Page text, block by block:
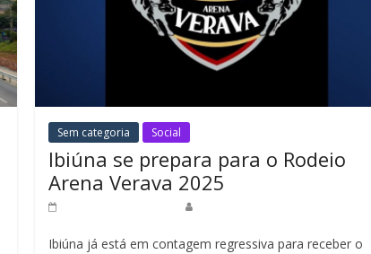
Sem categoria Social
Ibiúna se prepara para o Rodeio
Arena Verava 2025
Ibiúna já está em contagem regressiva para receber o